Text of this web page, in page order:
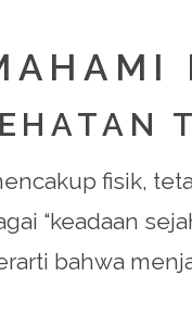
fisik,
“keadaan
bahwa